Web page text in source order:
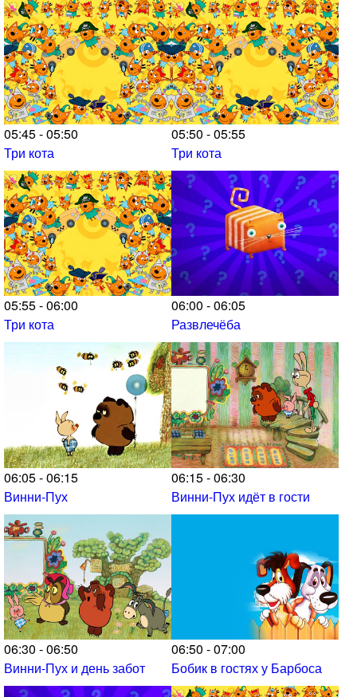
05:45 - 05:50
Три кота
05:50 - 05:55
Три кота
05:55 - 06:00
Три кота
06:00 - 06:05
Развлечёба
06:05 - 06:15
Винни-Пух
06:15 - 06:30
Винни-Пух идёт в гости
06:30 - 06:50
Винни-Пух и день забот
06:50 - 07:00
Бобик в гостях у Барбоса